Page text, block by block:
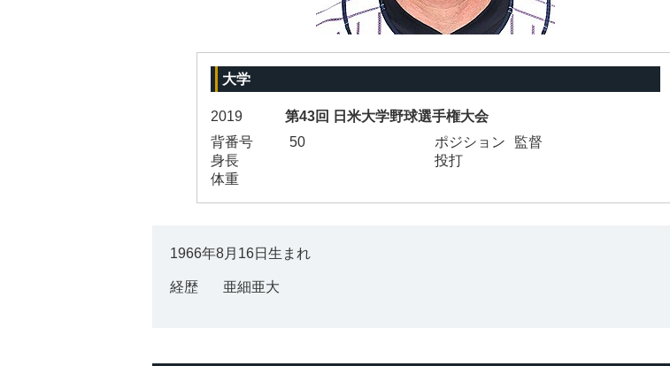
大学
2019
第43回 日米大学野球選手権大会
背番号
50 ポジション
監督
身長
投打
体重
1966年8月16日生まれ
経歴 亜細亜大